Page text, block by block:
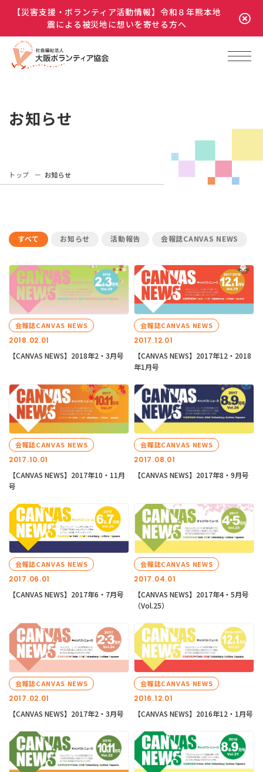
【災害支援・ボランティア活動情報】令和８年熊本地
震による被災地に想いを寄せる方へ
お知らせ
トップ お知らせ
すべて お知らせ 活動報告 会報誌CANVAS NEWS
2018.02.01
会報誌CANVAS NEWS
【CANVAS NEWS】2018年2・3月号
2017.12.01
会報誌CANVAS NEWS
【CANVAS NEWS】2017年12・2018
年1月号
2017.10.01
会報誌CANVAS NEWS
【CANVAS NEWS】2017年10・11月
号
2017.08.01
会報誌CANVAS NEWS
【CANVAS NEWS】2017年8・9月号
2017.06.01
会報誌CANVAS NEWS
【CANVAS NEWS】2017年6・7月号
2017.04.01
会報誌CANVAS NEWS
【CANVAS NEWS】2017年4・5月号
（Vol.25）
2017.02.01
会報誌CANVAS NEWS
【CANVAS NEWS】2017年2・3月号
2016.12.01
会報誌CANVAS NEWS
【CANVAS NEWS】2016年12・1月号